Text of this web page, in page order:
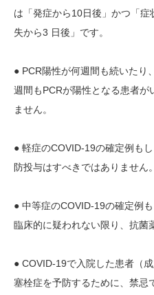
は「発症から10日後」かつ「
失から3 日後」です。
● PCR陽性が何週間も続いたり
週間もPCRが陽性となる患者が
ません。
● 軽症のCOVID-19の確定例も
防投与はすべきではありません。
● 中等症のCOVID-19の確定例
臨床的に疑われない限り、抗菌
● COVID-19で入院した患者（
塞栓症を予防するために、禁忌